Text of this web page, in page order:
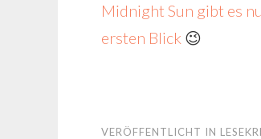
Midnight Sun gibt es
ersten Blick 😉
VERÖFFENTLICHT IN